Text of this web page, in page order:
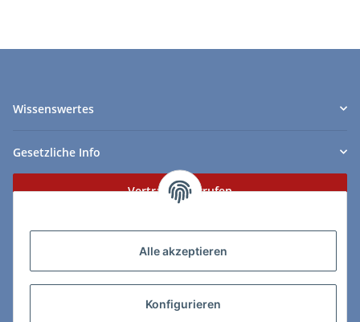
Alle akzeptieren
Konfigurieren
Wissenswertes
Gesetzliche Info
Vertrag widerrufen